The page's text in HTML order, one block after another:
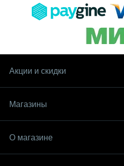
Акции и скидки
Магазины
О магазине